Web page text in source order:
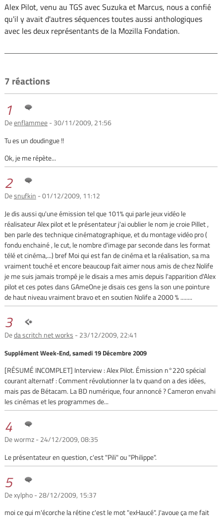
Alex Pilot, venu au TGS avec Suzuka et Marcus, nous a confié
qu'il y avait d'autres séquences toutes aussi anthologiques
avec les deux représentants de la Mozilla Fondation.
7 réactions
1
Deenflammee- 30/11/2009, 21:56
Tu es un doudingue !!
Ok, je me répète...
2
Desnufkin - 01/12/2009, 11:12
Je dis aussi qu'une émission tel que 101% qui parle jeux vidéo le
réalisateur Alex pilot et le présentateur j'ai oublier le nom je croie Pillet ,
ben parle des technique cinématographique, et du montage vidéo pro (
fondu enchainé , le cut, le nombre d'image par seconde dans les format
télé et cinéma,...) bref Moi qui est fan de cinéma et la réalisation, sa ma
vraiment touché et encore beaucoup fait aimer nous amis de chez Nolife
je me suis jamais trompé je le disais a mes amis depuis l'apparition d'Alex
pilot et ces potes dans GAmeOne je disais ces gens la son une pointure
de haut niveau vraiment bravo et en soutien Nolife a 2000 % ........
3
Deda scritch net works - 23/12/2009, 22:41
Supplément Week-End, samedi 19 Décembre 2009
[RÉSUMÉ INCOMPLET] Interview : Alex Pilot. Émission n°220 spécial
courant alternatf : Comment révolutionner la tv quand on a des idées,
mais pas de Bétacam. La BD numérique, four annoncé ? Cameron envahi
les cinémas et les programmes de...
4
De wormz - 24/12/2009, 08:35
Le présentateur en question, c'est "Pili" ou "Philippe".
5
De xylpho - 28/12/2009, 15:37
moi ce qui m'écorche la rétine c'est le mot "exHaucé". J'avoue ça me fait